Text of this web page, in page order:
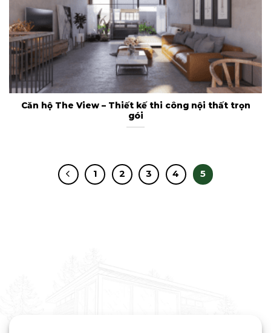
Căn hộ The View – Thiết kế thi công nội thất trọn
gói
1 2 3 4 5